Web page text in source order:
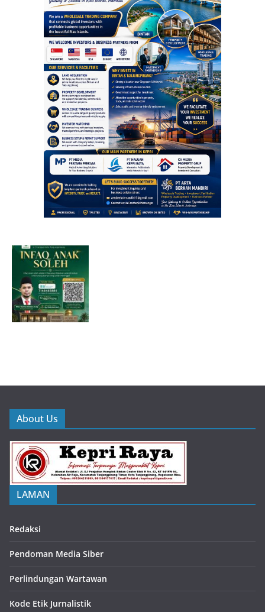
About Us
LAMAN
Redaksi
Pendoman Media Siber
Perlindungan Wartawan
Kode Etik Jurnalistik